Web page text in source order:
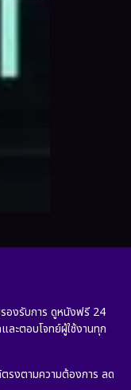
องรับการ ดูหนังฟรี 24
ละตอบโจทย์ผู้ใช้งานทุก
รงตามความต้องการ ลด